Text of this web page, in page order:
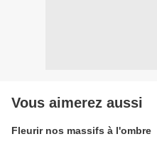
Vous aimerez aussi
Fleurir nos massifs à l'ombre